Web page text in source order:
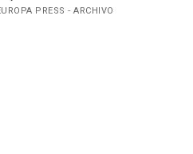
PRESS - ARCHIVO